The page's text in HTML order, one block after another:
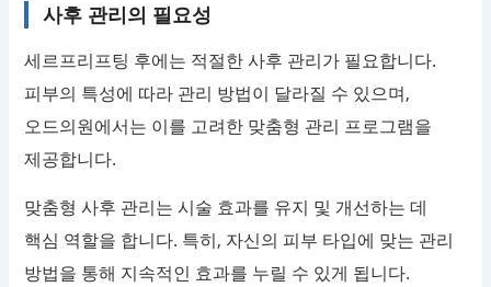
사후 관리의 필요성
세르프리프팅 후에는 적절한 사후 관리가 필요합니다.
피부의 특성에 따라 관리 방법이 달라질 수 있으며,
오드의원에서는 이를 고려한 맞춤형 관리 프로그램을
제공합니다.
맞춤형 사후 관리는 시술 효과를 유지 및 개선하는 데
핵심 역할을 합니다. 특히, 자신의 피부 타입에 맞는 관리
방법을 통해 지속적인 효과를 누릴 수 있게 됩니다.